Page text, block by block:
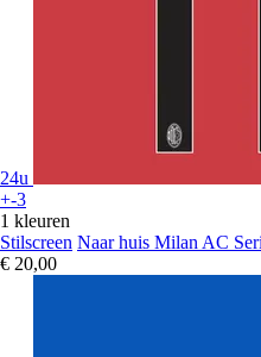
24u
+-3
1 kleuren
Stilscreen Naar huis Milan AC
€ 20,00